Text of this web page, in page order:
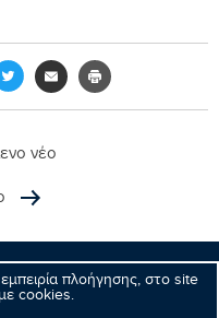
πλοήγησης, στο site
cookies.
νέο